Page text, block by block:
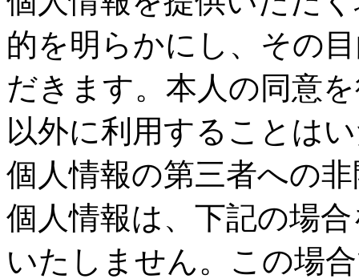
的を明らかにし、その
だきます。本人の同意
以外に利用することは
個人情報の第三者への
個人情報は、下記の場
いたしません。この場